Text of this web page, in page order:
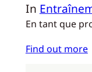
In
En tant que
Find out more